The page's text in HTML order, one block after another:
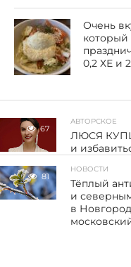
Очень
который
0,2 ХЕ и
67
АВТОРСКОЕ
ЛЮСЯ
и
81
НОВОСТИ
Тёплый
и
в